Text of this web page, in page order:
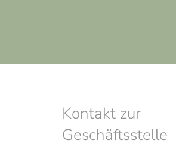
Kontakt zur
Geschäftsstelle